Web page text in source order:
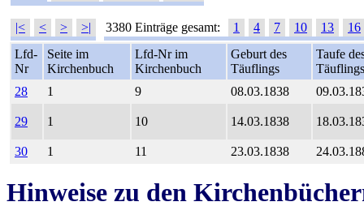
|< < > >| 3380 Einträge gesamt: 1 4 7 10 13
16
Lfd-
Nr
Seite im
Kirchenbuch
Lfd-Nr im
Kirchenbuch
Geburt des
Täuflings
Taufe
Täuflings
28
1 9 08.03.1838
29 1 10 14.03.1838
30 1 11 23.03.1838
Hinweise zu den